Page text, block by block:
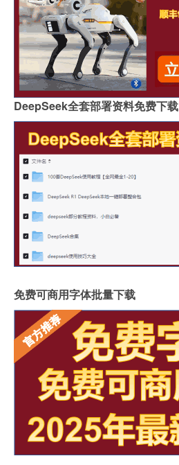
DeepSeek全套部署资料免费下载
免费可商用字体批量下载